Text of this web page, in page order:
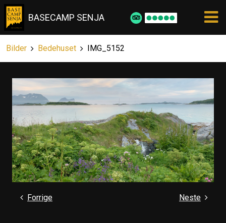
BASECAMP SENJA
Bilder Bedehuset IMG_5152
Forrige Neste